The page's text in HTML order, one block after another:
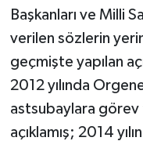
Başkanları ve Milli
verilen sözlerin
geçmişte yapılan
2012 yılında
astsubaylara
açıklamış; 2014